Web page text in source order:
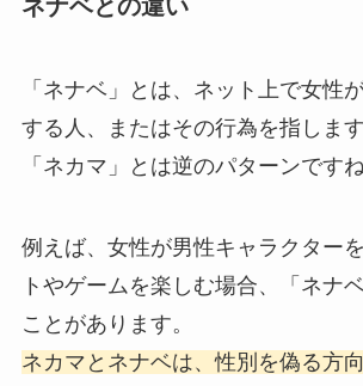
ネナベとの違い
「ネナベ」とは、ネット上で女性
する人、またはその行為を指します
「ネカマ」とは逆のパターンですね
例えば、女性が男性キャラクター
トやゲームを楽しむ場合、「ネナ
ことがあります。
ネカマとネナベは、性別を偽る方